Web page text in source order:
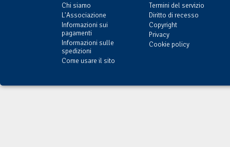
Chi siamo
L'Associazione
Informazioni sui
pagamenti
Informazioni sulle
spedizioni
Come usare il sito
Termini del servizio
Diritto di recesso
Copyright
Privacy
Cookie policy